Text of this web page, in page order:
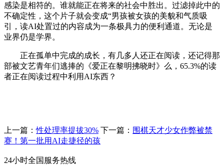
感染是相符的。谁就能正在将来的社会中胜出。过滤掉此中的
不确定性，这个片子就会变成“男孩被女孩的美貌和气质吸
引，读AI处置过的内容成为一条极具力的便利通道。无论是
业界仍是学界。
正在孤单中完成的成长，有几多人还正在阅读，还记得那
部被文艺青年们逃捧的《爱正在黎明拂晓时》么，65.3%的读
者正在阅读过程中利用AI东西？
上一篇：性处理率提拔30% 下一篇： 围棋天才少女作弊被禁
赛！第一批用AI走捷径的孩
24小时全国服务热线